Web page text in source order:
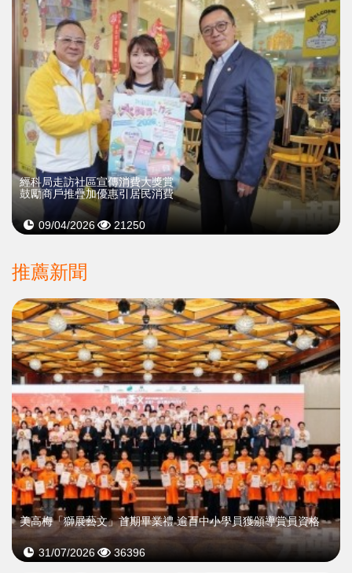
經科局走訪社區宣傳消費大獎賞
鼓勵商戶推疊加優惠引居民消費
09/04/2026 21250
推薦新聞
美高梅「獅展藝文」首期畢業禮 逾百中小學員獲頒導賞員資格
31/07/2026 36396